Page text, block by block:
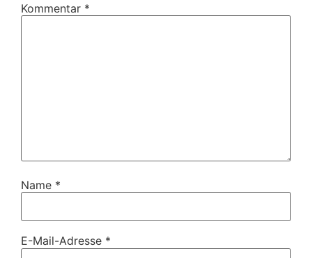
Kommentar *
Name *
E-Mail-Adresse *